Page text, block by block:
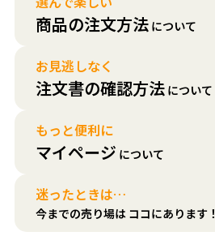
商品の注文方法について
お見逃しなく
注文書の確認方法について
もっと便利に
マイページ について
迷ったときは…
今までの売り場はココにあります！